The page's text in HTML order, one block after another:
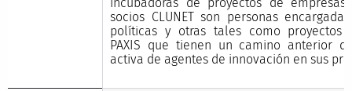
socios CLUNET son personas
políticas y otras tales como proyectos
PAXIS que tienen un camino anterior
activa de agentes de innovación en sus